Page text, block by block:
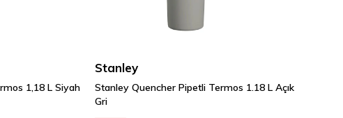
1,18 L Siyah
Stanley
Stanley Quencher Pipetli Termos 1.18 L Açık
Gri